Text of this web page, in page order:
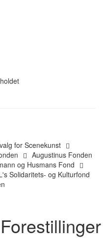
for Scenekunst
Augustinus Fonden
og Husmans Fond
Solidaritets- og Kulturfond
Forestillinger